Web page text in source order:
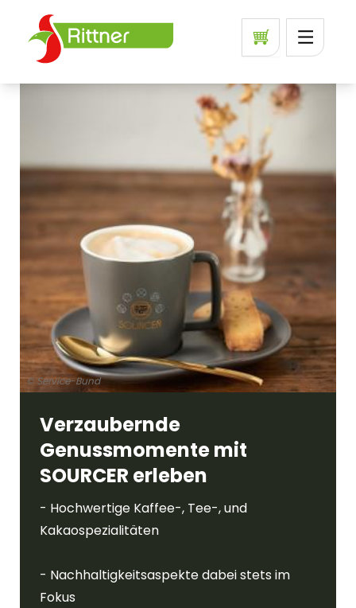
© Service-Bund
Verzaubernde
Genussmomente mit
SOURCER erleben
- Hochwertige Kaffee-, Tee-, und
Kakaospezialitäten
- Nachhaltigkeitsaspekte dabei stets im
Fokus